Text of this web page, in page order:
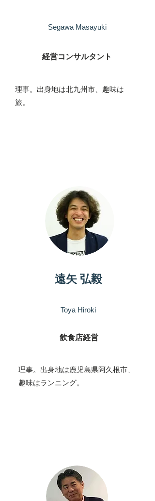
Segawa Masayuki
経営コンサルタント
​理事。出身地は北九州市、趣味は
旅。
遠矢 弘毅
Toya Hiroki
飲食店経営
理事。出身地は鹿児島県阿久根市、
趣味はランニング。